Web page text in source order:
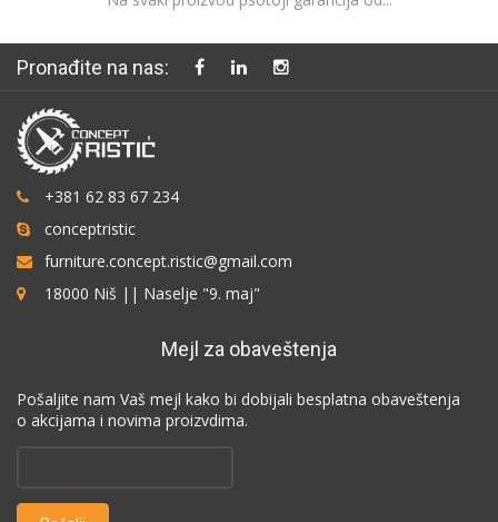
Pronađite na nas:
+381 62 83 67 234
conceptristic
furniture.concept.ristic@gmail.com
18000 Niš || Naselje "9. maj"
Mejl za obaveštenja
Pošaljite nam Vaš mejl kako bi dobijali besplatna obaveštenja
o akcijama i novima proizvdima.